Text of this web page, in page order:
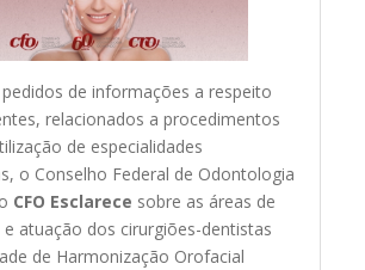
de informações a respeito
relacionados a procedimentos
de especialidades
o Conselho Federal de Odontologia
CFO Esclarece sobre as áreas de
atuação dos cirurgiões-dentistas
de Harmonização Orofacial